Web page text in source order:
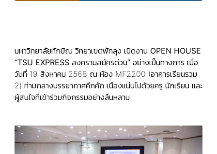
มหาวิทยาลัยทักษิณ วิทยาเขตพัทลุง เปิดงาน OPEN HOUSE
“TSU EXPRESS สงครามสมัครด่วน” อย่างเป็นทางการ เมื่อ
วันที่ 19 สิงหาคม 2568 ณ ห้อง MF2200 (อาคารเรียนรวม
2) ท่ามกลางบรรยากาศคึกคัก เนืองแน่นไปด้วยครู นักเรียน และ
ผู้สนใจที่เข้าร่วมกิจกรรมอย่างล้นหลาม